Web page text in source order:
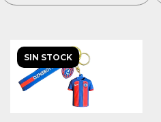
SIN STOCK